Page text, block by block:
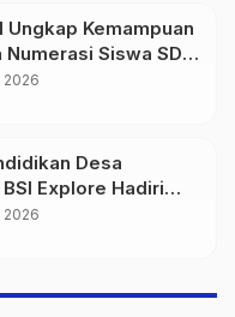
Ungkap Kemampuan
Siswa SDN
2026
Desa
Explore Hadiri
PGRI Al-Istiqomah
2026